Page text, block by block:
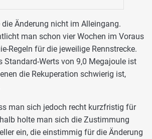
Änderung nicht im Alleingang.
man schon vier Wochen im Voraus
Regeln für die jeweilige Rennstrecke.
Standard-Werts von 9,0 Megajoule ist
die Rekuperation schwierig ist,
man sich jedoch recht kurzfristig für
holte man sich die Zustimmung
ein, die einstimmig für die Änderung